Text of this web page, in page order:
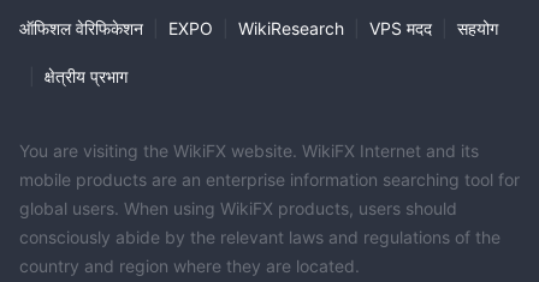
ऑफिशल वेरिफिकेशन EXPO WikiResearch VPS मदद सहयोग
क्षेत्रीय प्रभाग
You are visiting the WikiFX website. WikiFX Internet and its
mobile products are an enterprise information searching tool for
global users. When using WikiFX products, users should
consciously abide by the relevant laws and regulations of the
country and region where they are located.